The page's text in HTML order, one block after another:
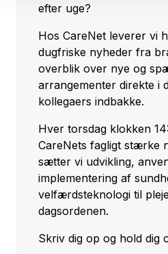
efter uge?
Hos CareNet leverer vi
dugfriske nyheder fra
overblik over nye og
arrangementer direkte i
kollegaers indbakke.
Hver torsdag klokken
CareNets fagligt stærke
sætter vi udvikling,
implementering af
velfærdsteknologi til
dagsordenen.
Skriv dig op og hold dig